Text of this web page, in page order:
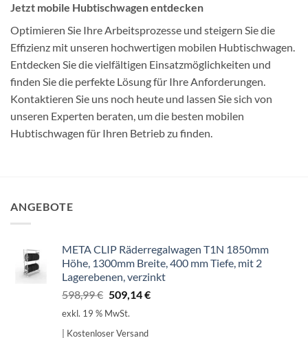
Jetzt mobile Hubtischwagen entdecken
Optimieren Sie Ihre Arbeitsprozesse und steigern Sie die
Effizienz mit unseren hochwertigen mobilen Hubtischwagen.
Entdecken Sie die vielfältigen Einsatzmöglichkeiten und
finden Sie die perfekte Lösung für Ihre Anforderungen.
Kontaktieren Sie uns noch heute und lassen Sie sich von
unseren Experten beraten, um die besten mobilen
Hubtischwagen für Ihren Betrieb zu finden.
ANGEBOTE
META CLIP Räderregalwagen T1N 1850mm
Höhe, 1300mm Breite, 400 mm Tiefe, mit 2
Lagerebenen, verzinkt
598,99€ Ursprünglicher
Preis
509,14€Aktueller
exkl. 19 % MwSt.
| Kostenloser Versand